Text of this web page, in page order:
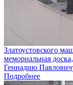
Златоустовского
мемориальная
Геннадию
Подробнее